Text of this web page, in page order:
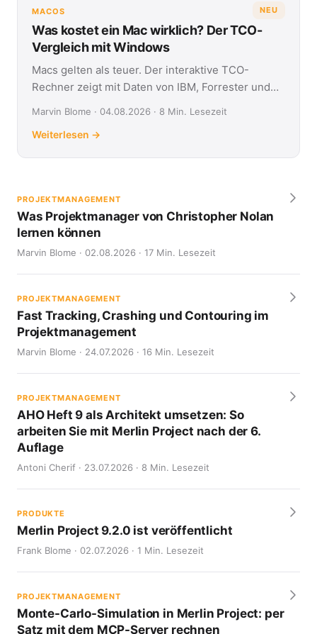
NEU
MACOS
Was kostet ein Mac wirklich? Der TCO-
Vergleich mit Windows
Macs gelten als teuer. Der interaktive TCO-
Rechner zeigt mit Daten von IBM, Forrester und
Marvin Blome · 04.08.2026 · 8 Min. Lesezeit
Weiterlesen →
PROJEKTMANAGEMENT
Was Projektmanager von Christopher Nolan
lernen können
Marvin Blome · 02.08.2026 · 17 Min. Lesezeit
PROJEKTMANAGEMENT
Fast Tracking, Crashing und Contouring im
Projektmanagement
Marvin Blome · 24.07.2026 · 16 Min. Lesezeit
PROJEKTMANAGEMENT
AHO Heft 9 als Architekt umsetzen: So
arbeiten Sie mit Merlin Project nach der 6.
Auflage
Antoni Cherif · 23.07.2026 · 8 Min. Lesezeit
PRODUKTE
Merlin Project 9.2.0 ist veröffentlicht
Frank Blome · 02.07.2026 · 1 Min. Lesezeit
PROJEKTMANAGEMENT
Monte-Carlo-Simulation in Merlin Project: per
Satz mit dem MCP-Server rechnen